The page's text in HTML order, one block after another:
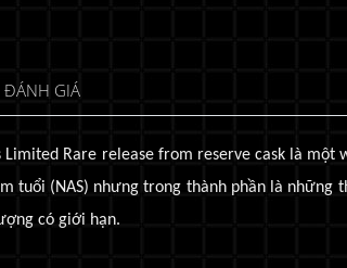
ĐÁNH GIÁ
Limited Rare release from reserve cask là một
tuổi (NAS) nhưng trong thành phần là
có giới hạn.